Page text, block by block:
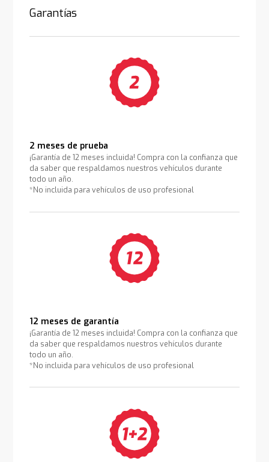
Garantías
2 meses de prueba
¡Garantía de 12 meses incluida! Compra con la confianza que
da saber que respaldamos nuestros vehículos durante
todo un año.
*No incluida para vehículos de uso profesional
12 meses de garantía
¡Garantía de 12 meses incluida! Compra con la confianza que
da saber que respaldamos nuestros vehículos durante
todo un año.
*No incluida para vehículos de uso profesional